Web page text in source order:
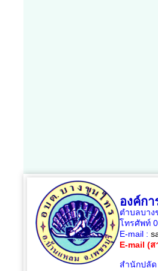
องค์ก
ตำบลบาง
โทรศัพท์
E-mail :
E-mail (
สำนักปลัด